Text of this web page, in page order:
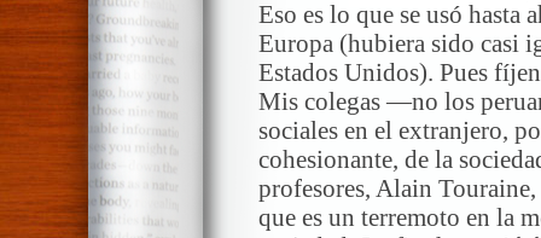
Eso es lo que se usó hasta
Europa (hubiera sido casi
Estados Unidos). Pues
Mis colegas —no los
sociales en el extranjero,
cohesionante, de la
profesores, Alain
que es un terremoto en la